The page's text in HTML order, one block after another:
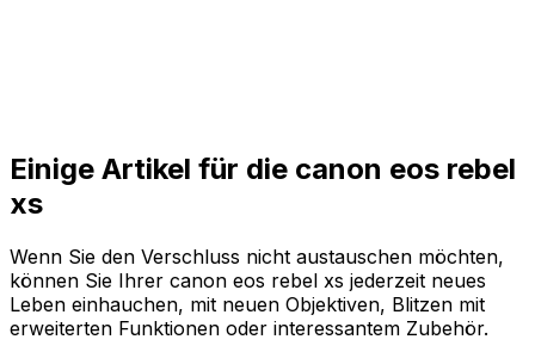
Einige Artikel für die canon eos rebel
xs
Wenn Sie den Verschluss nicht austauschen möchten,
können Sie Ihrer canon eos rebel xs jederzeit neues
Leben einhauchen, mit neuen Objektiven, Blitzen mit
erweiterten Funktionen oder interessantem Zubehör.